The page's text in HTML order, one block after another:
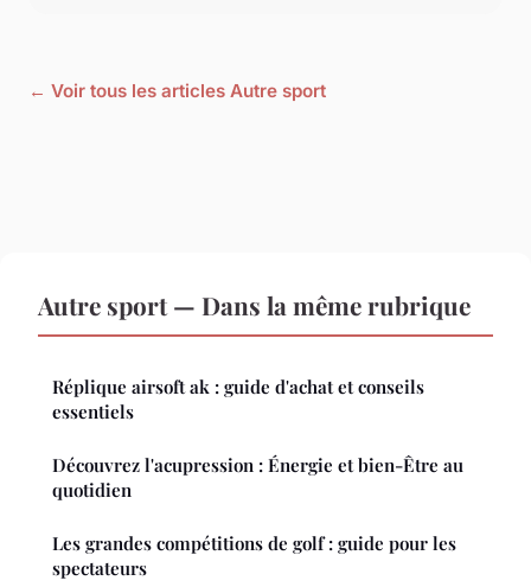
← Voir tous les articles Autre sport
Autre sport — Dans la même rubrique
Réplique airsoft ak : guide d'achat et conseils
essentiels
Découvrez l'acupression : Énergie et bien-Être au
quotidien
Les grandes compétitions de golf : guide pour les
spectateurs